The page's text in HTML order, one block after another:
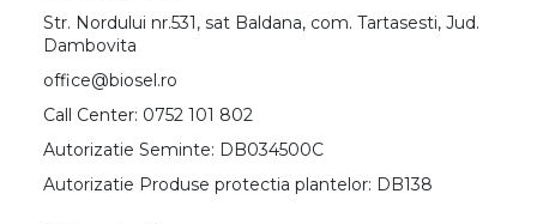
Str. Nordului nr.531, sat Baldana, com. Tartasesti, Jud.
Dambovita
office@biosel.ro
Call Center: 0752 101 802
Autorizatie Seminte: DB034500C
Autorizatie Produse protectia plantelor: DB138